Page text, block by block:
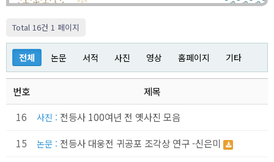
Total 16건 1 페이지
전체 논문 서적 사진 영상 홈페이지 기타
번호
제목
16
사진 : 전등사 100여년 전 옛사진 모음
15
논문 : 전등사 대웅전 귀공포 조각상 연구 -신은미